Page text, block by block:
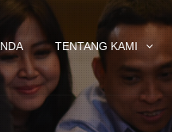
TENTANG KAMI